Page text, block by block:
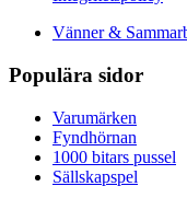
Vänner &
Populära sidor
Varumärken
Fyndhörnan
1000 bitars pussel
Sällskapspel